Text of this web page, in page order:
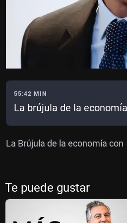
55:42 MIN
La brújula de la
La Brújula de la economía con
Te puede gustar